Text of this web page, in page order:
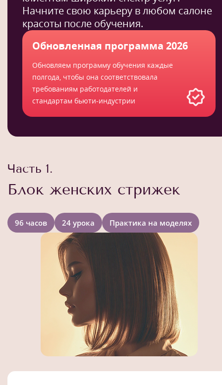
Начните свою карьеру в любом салоне
красоты после обучения.
Обновленная программа 2026
Обновляем программу обучения каждые
полгода, чтобы она соответствовала
требованиям работодателей и
стандартам бьюти-индустрии
Часть 1.
Блок женских стрижек
96 часов 24 урока Практика на моделях